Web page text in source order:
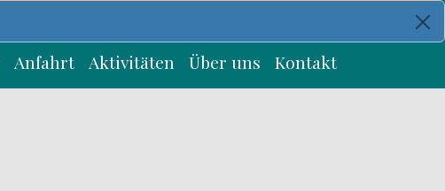
Anfahrt Aktivitäten Über uns Kontakt